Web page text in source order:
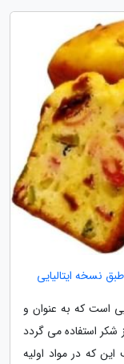
نسخه ایتالیایی
است که به عنوان و
استفاده می گردد
که در مواد اولیه